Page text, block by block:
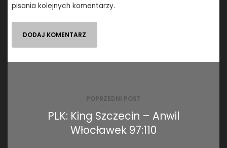
pisania kolejnych komentarzy.
POPRZEDNI POST
PLK: King Szczecin – Anwil
Włocławek 97:110